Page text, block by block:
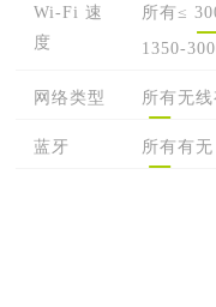
Wi-Fi 速
度
所有≤
1350-
网络类型 所有 无线
蓝牙 所有有 无